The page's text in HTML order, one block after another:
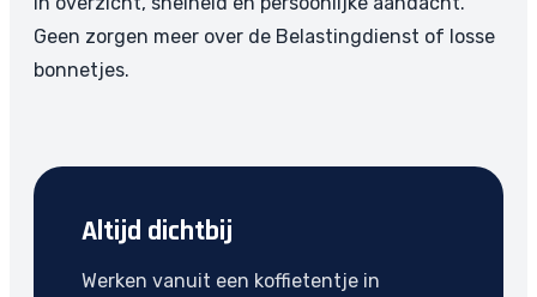
Geen zorgen meer over de Belastingdienst of losse
bonnetjes.
Altijd dichtbij
Werken vanuit een koffietentje in